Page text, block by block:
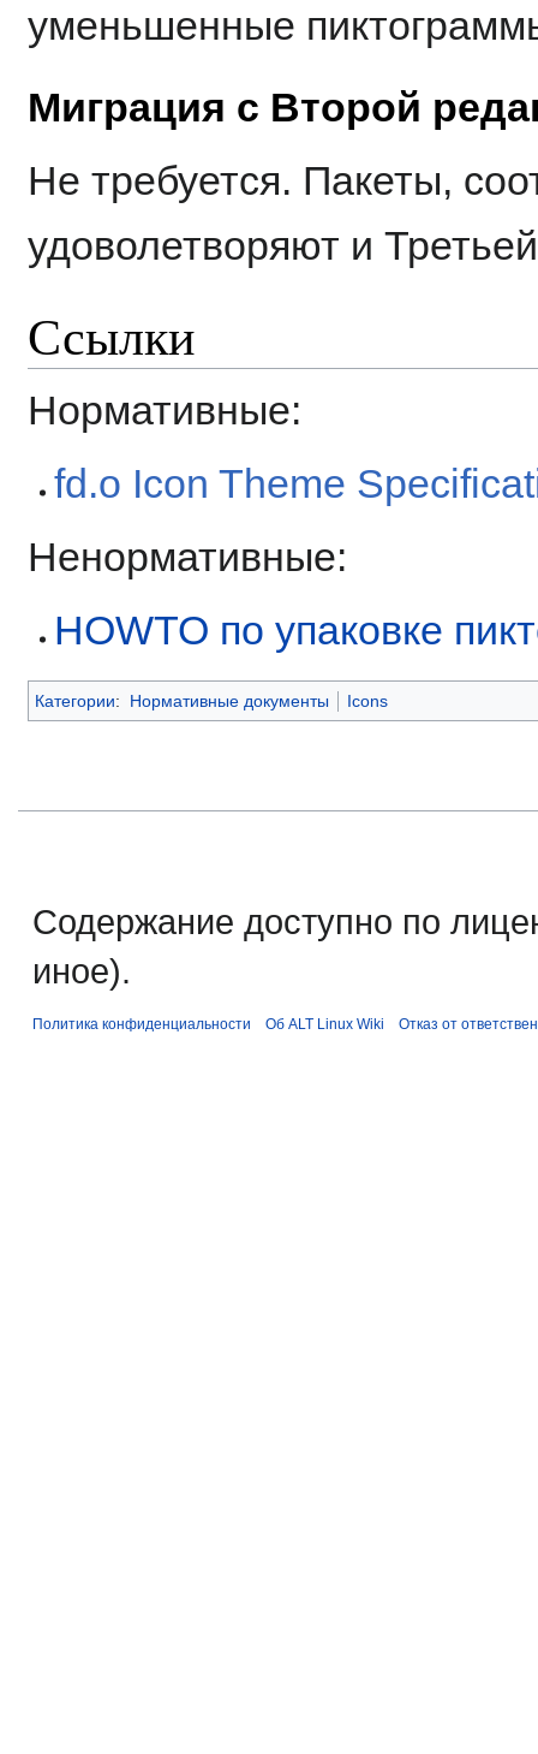
уменьшенные
Миграция с Второй
Не требуется. Пакеты,
удоволетворяют и
Ссылки
Нормативные:
fd.o Icon Theme
Ненормативные:
HOWTO по упаковке
Категории: Нормативные документы Icons
Содержание доступно по
иное).
Политика конфиденциальности Об ALT Linux Wiki Отказ от